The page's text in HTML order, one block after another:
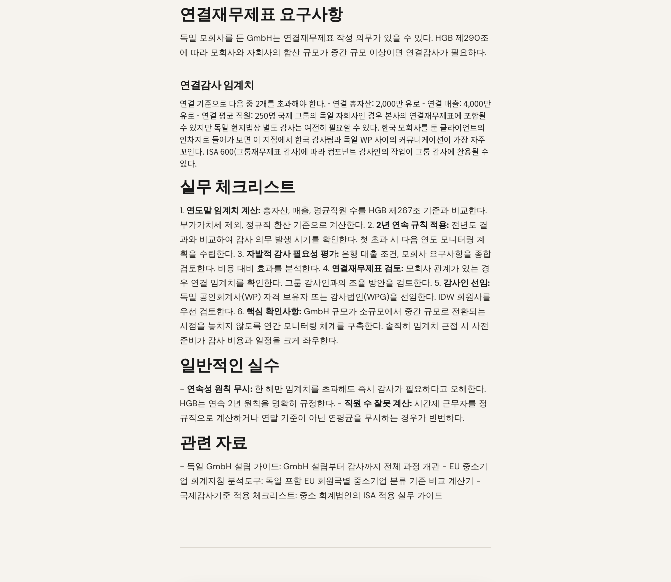
연결재무제표 요구사항
독일 모회사를 둔 GmbH는 연결재무제표 작성 의무가 있을 수 있다. HGB 제290조
에 따라 모회사와 자회사의 합산 규모가 중간 규모 이상이면 연결감사가 필요하다.
연결감사 임계치
연결 기준으로 다음 중 2개를 초과해야 한다. - 연결 총자산: 2,000만 유로 - 연결 매출: 4,000만
유로 - 연결 평균 직원: 250명 국제 그룹의 독일 자회사인 경우 본사의 연결재무제표에 포함될
수 있지만 독일 현지법상 별도 감사는 여전히 필요할 수 있다. 한국 모회사를 둔 클라이언트의
인차지로 들어가 보면 이 지점에서 한국 감사팀과 독일 WP 사이의 커뮤니케이션이 가장 자주
꼬인다. ISA 600(그룹재무제표 감사)에 따라 컴포넌트 감사인의 작업이 그룹 감사에 활용될 수
있다.
실무 체크리스트
1. 연도말 임계치 계산: 총자산, 매출, 평균직원 수를 HGB 제267조 기준과 비교한다.
부가가치세 제외, 정규직 환산 기준으로 계산한다. 2. 2년 연속 규칙 적용: 전년도 결
과와 비교하여 감사 의무 발생 시기를 확인한다. 첫 초과 시 다음 연도 모니터링 계
획을 수립한다. 3. 자발적 감사 필요성 평가: 은행 대출 조건, 모회사 요구사항을 종합
검토한다. 비용 대비 효과를 분석한다. 4. 연결재무제표 검토: 모회사 관계가 있는 경
우 연결 임계치를 확인한다. 그룹 감사인과의 조율 방안을 검토한다. 5. 감사인 선임:
독일 공인회계사(WP) 자격 보유자 또는 감사법인(WPG)을 선임한다. IDW 회원사를
우선 검토한다. 6. 핵심 확인사항: GmbH 규모가 소규모에서 중간 규모로 전환되는
시점을 놓치지 않도록 연간 모니터링 체계를 구축한다. 솔직히 임계치 근접 시 사전
준비가 감사 비용과 일정을 크게 좌우한다.
일반적인 실수
- 연속성 원칙 무시: 한 해만 임계치를 초과해도 즉시 감사가 필요하다고 오해한다.
HGB는 연속 2년 원칙을 명확히 규정한다. - 직원 수 잘못 계산: 시간제 근무자를 정
규직으로 계산하거나 연말 기준이 아닌 연평균을 무시하는 경우가 빈번하다.
관련 자료
- 독일 GmbH 설립 가이드: GmbH 설립부터 감사까지 전체 과정 개관 - EU 중소기
업 회계지침 분석도구: 독일 포함 EU 회원국별 중소기업 분류 기준 비교 계산기 -
국제감사기준 적용 체크리스트: 중소 회계법인의 ISA 적용 실무 가이드